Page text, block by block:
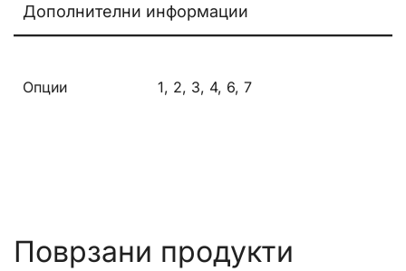
Дополнителни информации
Опции 1, 2, 3, 4, 6, 7
Поврзани продукти